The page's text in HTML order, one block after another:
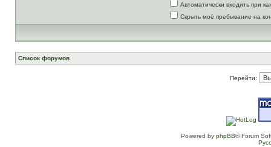
Автоматически входить при
Скрыть моё пребывание на
Список форумов
Перейти:
Powered by phpBB® Forum